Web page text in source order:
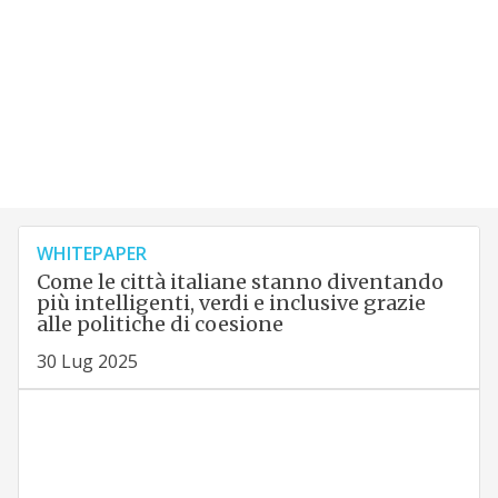
WHITEPAPER
Come le città italiane stanno diventando
più intelligenti, verdi e inclusive grazie
alle politiche di coesione
30 Lug 2025